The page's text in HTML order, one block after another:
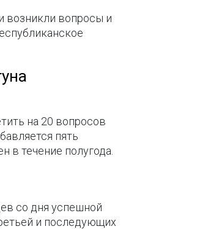
возникли вопросы и
на 20 вопросов
пять
в течение полугода.
со дня успешной
и последующих